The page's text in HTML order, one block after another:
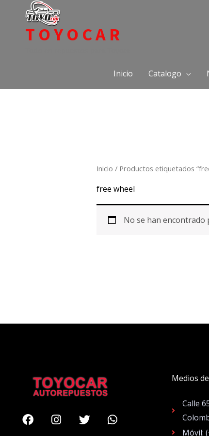
contenidoTOYOCAR
Inicio Catalogo
Inicio / Productos etiquetados
free wheel
No se han encontrado
FacebookInstagram
TwitterWhatsapp
Medios
Calle
Móvil: